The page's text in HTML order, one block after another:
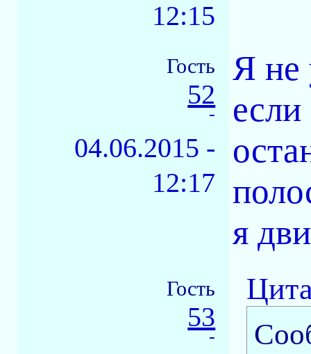
12:15
Гость
52
-
04.06.2015 -
12:17
Я не
я
Гость
53
-